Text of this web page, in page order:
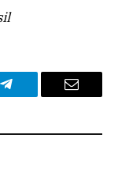
Telegram Email